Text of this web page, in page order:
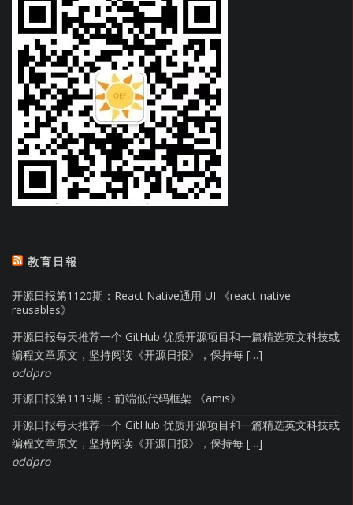
教育日報
开源日报第1120期：React Native通用 UI 《react-native-
reusables》
开源日报每天推荐一个 GitHub 优质开源项目和一篇精选英文科技或
编程文章原文，坚持阅读《开源日报》，保持每 […]
oddpro
开源日报第1119期：前端低代码框架 《amis》
开源日报每天推荐一个 GitHub 优质开源项目和一篇精选英文科技或
编程文章原文，坚持阅读《开源日报》，保持每 […]
oddpro